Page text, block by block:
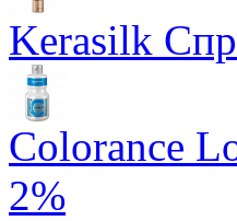
Kerasilk
Colorance
2%